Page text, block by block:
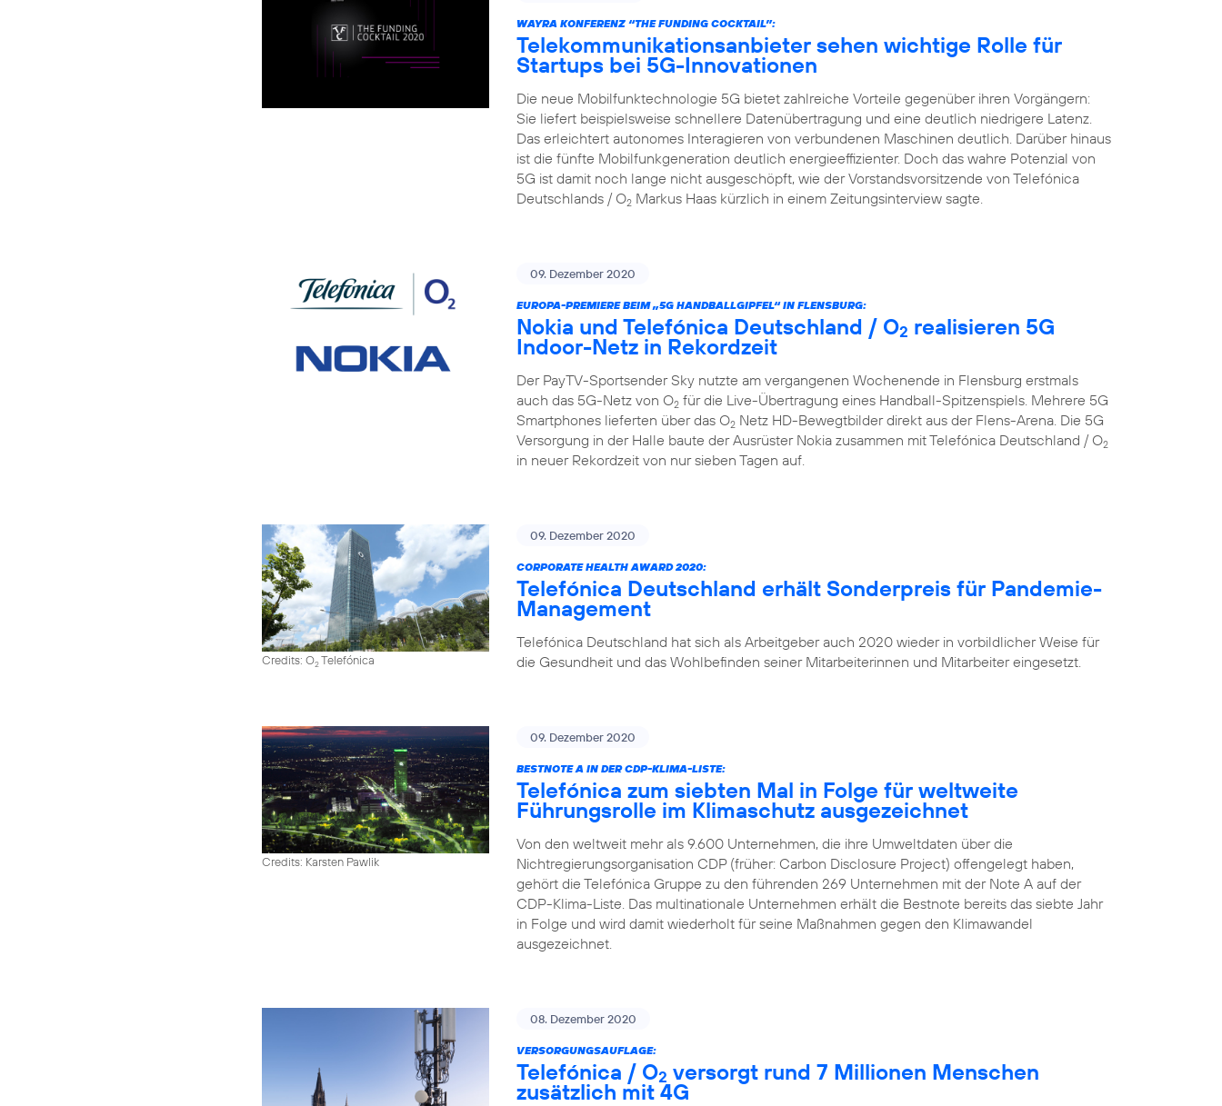
WAYRA KONFERENZ “THE FUNDING COCKTAIL”:
Telekommunikationsanbieter sehen wichtige Rolle für
Startups bei 5G-Innovationen
Die neue Mobilfunktechnologie 5G bietet zahlreiche Vorteile gegenüber ihren Vorgängern:
Sie liefert beispielsweise schnellere Datenübertragung und eine deutlich niedrigere Latenz.
Das erleichtert autonomes Interagieren von verbundenen Maschinen deutlich. Darüber hinaus
ist die fünfte Mobilfunkgeneration deutlich energieeffizienter. Doch das wahre Potenzial von
5G ist damit noch lange nicht ausgeschöpft, wie der Vorstandsvorsitzende von Telefónica
Deutschlands / O2 Markus Haas kürzlich in einem Zeitungsinterview sagte.
09. Dezember 2020
EUROPA-PREMIERE BEIM „5G HANDBALLGIPFEL“ IN FLENSBURG:
Nokia und Telefónica Deutschland / O2 realisieren 5G
Indoor-Netz in Rekordzeit
Der PayTV-Sportsender Sky nutzte am vergangenen Wochenende in Flensburg erstmals
auch das 5G-Netz von O2 für die Live-Übertragung eines Handball-Spitzenspiels. Mehrere 5G
Smartphones lieferten über das O2 Netz HD-Bewegtbilder direkt aus der Flens-Arena. Die 5G
Versorgung in der Halle baute der Ausrüster Nokia zusammen mit Telefónica Deutschland / O2
in neuer Rekordzeit von nur sieben Tagen auf.
Credits: O2Telefónica
09. Dezember 2020
CORPORATE HEALTH AWARD 2020:
Telefónica Deutschland erhält Sonderpreis für Pandemie-
Management
Telefónica Deutschland hat sich als Arbeitgeber auch 2020 wieder in vorbildlicher Weise für
die Gesundheit und das Wohlbefinden seiner Mitarbeiterinnen und Mitarbeiter eingesetzt.
Credits: Karsten Pawlik
09. Dezember 2020
BESTNOTE A IN DER CDP-KLIMA-LISTE:
Telefónica zum siebten Mal in Folge für weltweite
Führungsrolle im Klimaschutz ausgezeichnet
Von den weltweit mehr als 9.600 Unternehmen, die ihre Umweltdaten über die
Nichtregierungsorganisation CDP (früher: Carbon Disclosure Project) offengelegt haben,
gehört die Telefónica Gruppe zu den führenden 269 Unternehmen mit der Note A auf der
CDP-Klima-Liste. Das multinationale Unternehmen erhält die Bestnote bereits das siebte Jahr
in Folge und wird damit wiederholt für seine Maßnahmen gegen den Klimawandel
ausgezeichnet.
08. Dezember 2020
VERSORGUNGSAUFLAGE:
Telefónica / O2 versorgt rund 7 Millionen Menschen
zusätzlich mit 4G